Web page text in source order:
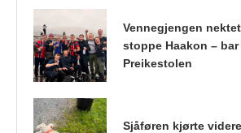
Vennegjengen
stoppe Haakon –
Preikestolen
Sjåføren kjørte